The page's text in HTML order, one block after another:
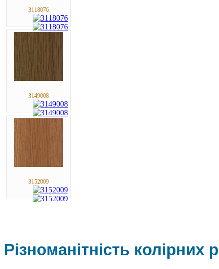
3118076
3149008
3152009
Різноманітність колірних